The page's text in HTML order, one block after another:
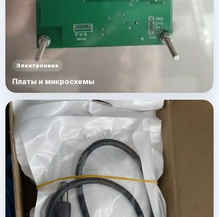
Электроника
Платы и микросхемы